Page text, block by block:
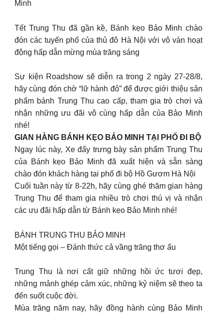
Minh
Tết Trung Thu đã gần kề, Bánh kẹo Bảo Minh chào
đón các tuyến phố của thủ đô Hà Nội với vô vàn hoạt
động hấp dẫn mừng mùa trăng sáng
Sự kiện Roadshow sẽ diễn ra trong 2 ngày 27-28/8,
hãy cùng đón chờ “lữ hành đỏ” để được giới thiệu sản
phẩm bánh Trung Thu cao cấp, tham gia trò chơi và
nhận những ưu đãi vô cùng hấp dẫn của Bảo Minh
nhé!
GIAN HÀNG BÁNH KẸO BẢO MINH TẠI PHỐ ĐI BỘ
Ngay lúc này, Xe đẩy trưng bày sản phẩm Trung Thu
của Bánh kẹo Bảo Minh đã xuất hiện và sẵn sàng
chào đón khách hàng tại phố đi bộ Hồ Gươm Hà Nội
Cuối tuần này từ 8-22h, hãy cùng ghé thăm gian hàng
Trung Thu để tham gia nhiều trò chơi thú vị và nhận
các ưu đãi hấp dẫn từ Bánh kẹo Bảo Minh nhé!
BÁNH TRUNG THU BẢO MINH
Một tiếng gọi – Đánh thức cả vầng trăng thơ ấu
Trung Thu là nơi cất giữ những hồi ức tươi đẹp,
những mảnh ghép cảm xúc, những kỷ niệm sẽ theo ta
đến suốt cuộc đời.
Mùa trăng năm nay, hãy đồng hành cùng Bảo Minh